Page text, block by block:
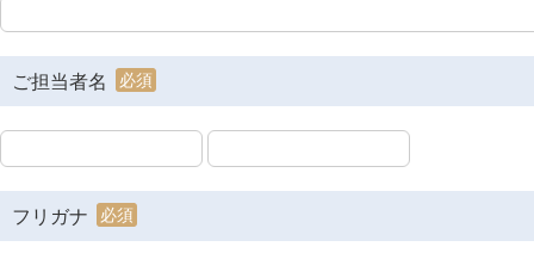
ご担当者名 必須
フリガナ 必須